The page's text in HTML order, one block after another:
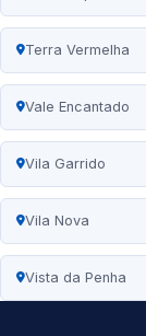
Terra Vermelha
Vale Encantado
Vila Garrido
Vila Nova
Vista da Penha